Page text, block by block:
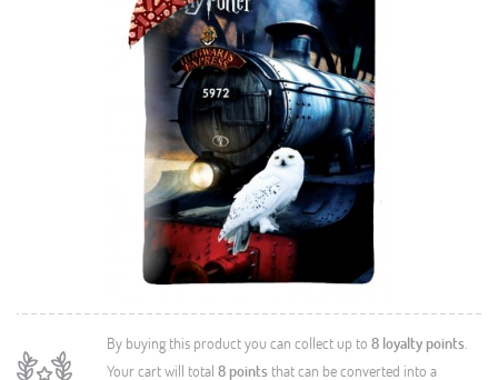
By buying this product you can collect up to 8 loyalty points.
Your cart will total 8points that can be converted into a